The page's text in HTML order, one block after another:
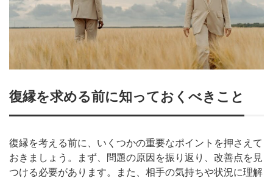
復縁を求める前に知っておくべきこと
復縁を考える前に、いくつかの重要なポイントを押さえて
おきましょう。まず、問題の原因を振り返り、改善点を見
つける必要があります。また、相手の気持ちや状況に理解